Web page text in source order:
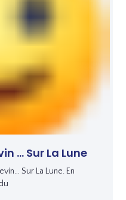
… Sur La Lune
Sur La Lune. En